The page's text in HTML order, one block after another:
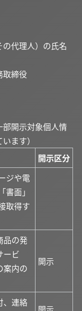
代理人）の氏名
締役
開示対象個人情
ます）
開示区分
ジや電
面」
取得す
品の発
ービ
案内の
開示
、連絡